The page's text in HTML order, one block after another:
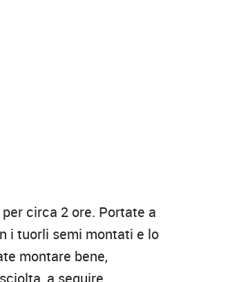
circa 2 ore. Portate a
i tuorli semi montati e lo
montare bene,
a seguire